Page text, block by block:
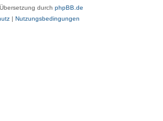
durch phpBB.de
| Nutzungsbedingungen